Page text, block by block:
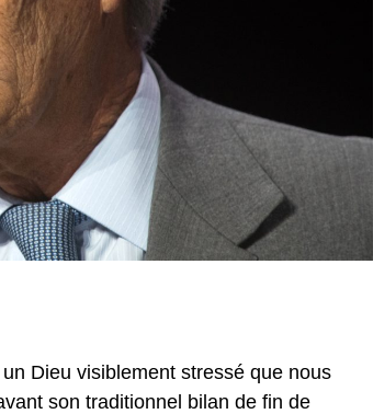
Dieu visiblement stressé que nous
son traditionnel bilan de fin de